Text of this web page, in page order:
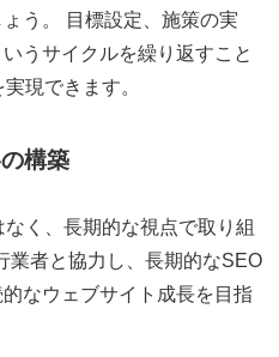
う。 目標設定、施策の実
うサイクルを繰り返すこと
現できます。
構築
く、長期的な視点で取り組
業者と協力し、長期的なSEO
なウェブサイト成長を目指